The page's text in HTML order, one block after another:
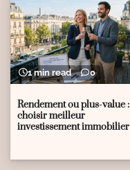
1 min read 0
Rendement ou plus-value :
choisir meilleur
investissement immobilier